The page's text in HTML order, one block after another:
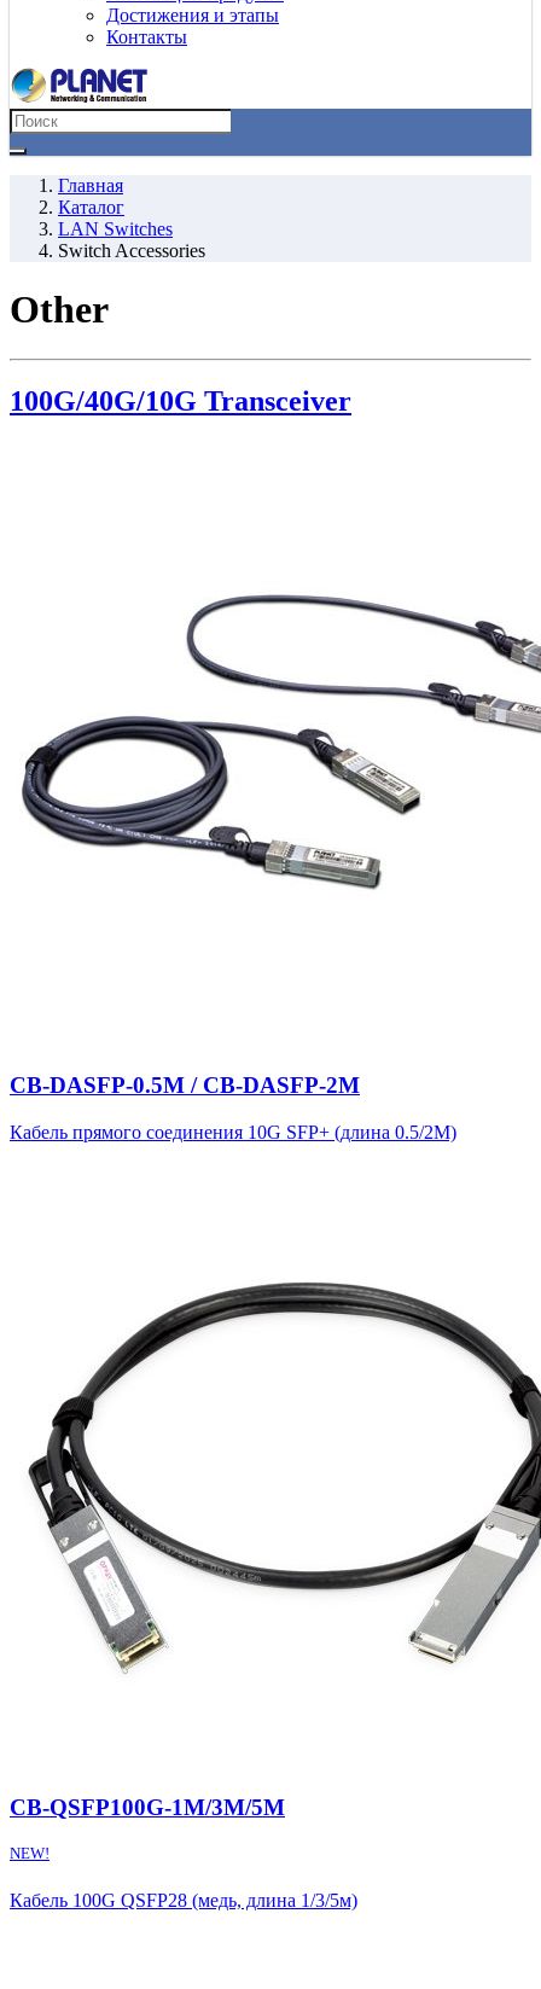
Достижения и этапы
Контакты
Главная
Каталог
LAN Switches
Switch Accessories
Other
100G/40G/10G Transceiver
CB-DASFP-0.5M / CB-DASFP-2M
Кабель прямого соединения 10G SFP+ (длина 0.5/2M)
CB-QSFP100G-1M/3M/5M
NEW!
Кабель 100G QSFP28 (медь, длина 1/3/5м)